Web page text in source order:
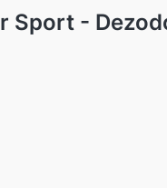
Sport -